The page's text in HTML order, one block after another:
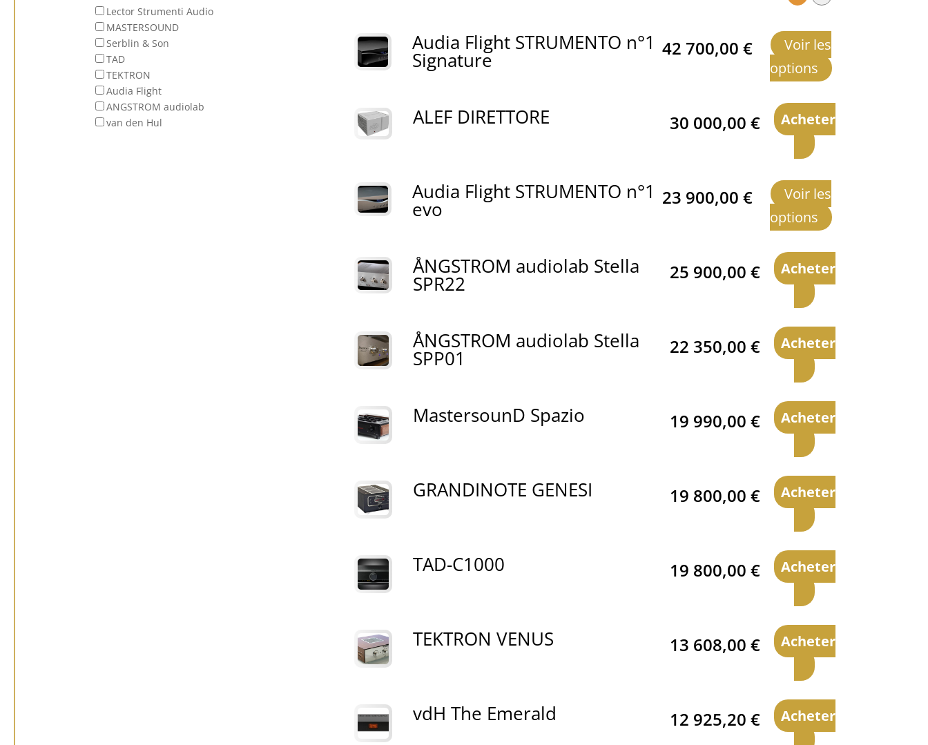
Lector Strumenti Audio
MASTERSOUND
Serblin & Son
TAD
TEKTRON
Audia Flight
ANGSTROM audiolab
van den Hul
Audia Flight STRUMENTO n°1
Signature 42 700,00€
Voir les
options
ALEF DIRETTORE 30 000,00 € Acheter
Audia Flight STRUMENTO n°1
evo 23 900,00€
Voir les
options
ÅNGSTROM audiolab Stella
SPR22 25 900,00 € Acheter
ÅNGSTROM audiolab Stella
SPP01 22 350,00 € Acheter
MastersounD Spazio 19 990,00 € Acheter
GRANDINOTE GENESI 19 800,00 € Acheter
TAD-C1000 19 800,00 € Acheter
TEKTRON VENUS 13 608,00 € Acheter
vdH The Emerald 12 925,20 € Acheter